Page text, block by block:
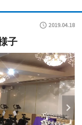
2019.04.18
子